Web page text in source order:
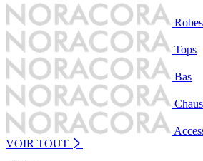
Robes
Tops
Bas
VOIR TOUT